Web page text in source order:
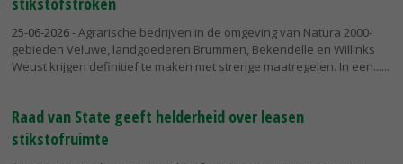
25-06-2026- Agrarische bedrijven in de omgeving van Natura 2000-
gebieden Veluwe, landgoederen Brummen, Bekendelle en Willinks
Weust krijgen definitief te maken met strenge maatregelen. In een...
Raad van State geeft helderheid over leasen
stikstofruimte